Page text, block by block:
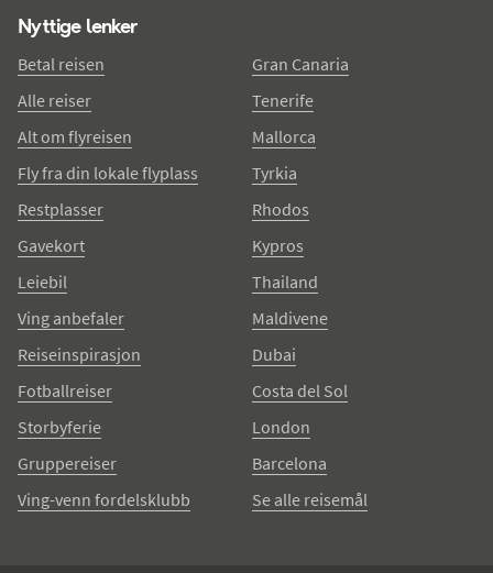
Nyttige lenker
Betal reisen
Alle reiser
Alt om flyreisen
Fly fra din lokale flyplass
Restplasser
Gavekort
Leiebil
Ving anbefaler
Reiseinspirasjon
Fotballreiser
Storbyferie
Gruppereiser
Ving-venn fordelsklubb
Gran Canaria
Tenerife
Mallorca
Tyrkia
Rhodos
Kypros
Thailand
Maldivene
Dubai
Costa del Sol
London
Barcelona
Se alle reisemål